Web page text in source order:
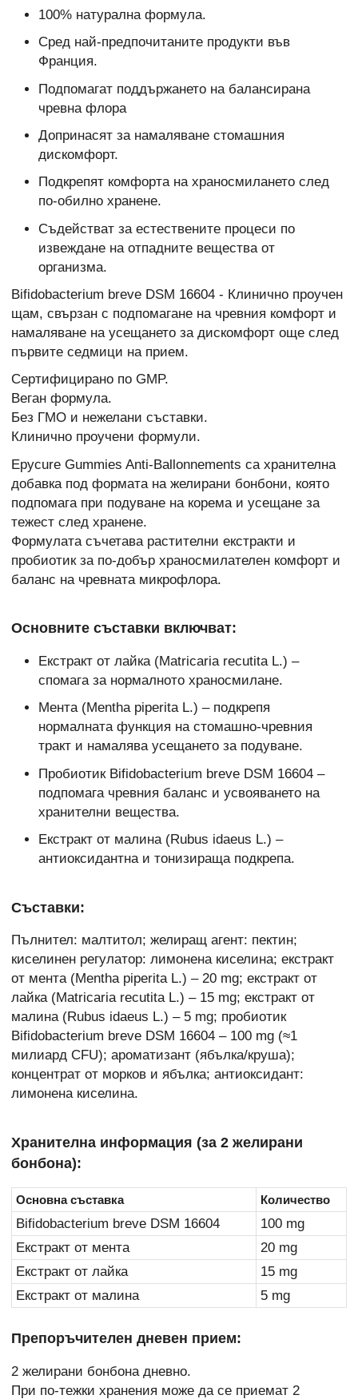
100% натурална формула.
Сред най-предпочитаните продукти във
Франция.
Подпомагат поддържането на балансирана
чревна флора
Допринасят за намаляване стомашния
дискомфорт.
Подкрепят комфорта на храносмилането след
по-обилно хранене.
Съдействат за естествените процеси по
извеждане на отпадните вещества от
организма.
Bifidobacterium breve DSM 16604 - Клинично проучен
щам, свързан с подпомагане на чревния комфорт и
намаляване на усещането за дискомфорт още след
първите седмици на прием.
Сертифицирано по GMP.
Веган формула.
Без ГМО и нежелани съставки.
Клинично проучени формули.
Epycure Gummies Anti-Ballonnements са хранителна
добавка под формата на желирани бонбони, която
подпомага при подуване на корема и усещане за
тежест след хранене.
Формулата съчетава растителни екстракти и
пробиотик за по-добър храносмилателен комфорт и
баланс на чревната микрофлора.
Основните съставки включват:
Екстракт от лайка (Matricaria recutita L.) –
спомага за нормалното храносмилане.
Мента (Mentha piperita L.) – подкрепя
нормалната функция на стомашно-чревния
тракт и намалява усещането за подуване.
Пробиотик Bifidobacterium breve DSM 16604 –
подпомага чревния баланс и усвояването на
хранителни вещества.
Екстракт от малина (Rubus idaeus L.) –
антиоксидантна и тонизираща подкрепа.
Съставки:
Пълнител: малтитол; желиращ агент: пектин;
киселинен регулатор: лимонена киселина; екстракт
от мента (Mentha piperita L.) – 20 mg; екстракт от
лайка (Matricaria recutita L.) – 15 mg; екстракт от
малина (Rubus idaeus L.) – 5 mg; пробиотик
Bifidobacterium breve DSM 16604 – 100 mg (≈1
милиард CFU); ароматизант (ябълка/круша);
концентрат от морков и ябълка; антиоксидант:
лимонена киселина.
Хранителна информация (за 2 желирани
бонбона):
Основна съставка Количество
Bifidobacterium breve DSM 16604
100 mg
Екстракт от мента
20 mg
Екстракт от лайка
15 mg
Екстракт от малина
5 mg
Препоръчителен дневен прием:
2 желирани бонбона дневно.
При по-тежки хранения може да се приемат 2